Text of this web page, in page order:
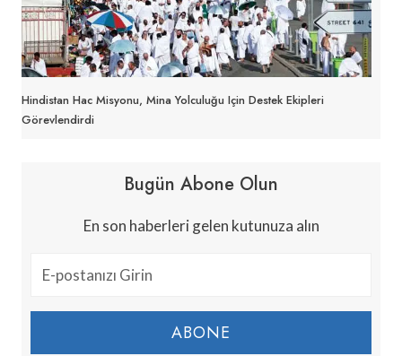
Hindistan Hac Misyonu, Mina Yolculuğu Için Destek Ekipleri
Görevlendirdi
Bugün Abone Olun
En son haberleri gelen kutunuza alın
ABONE